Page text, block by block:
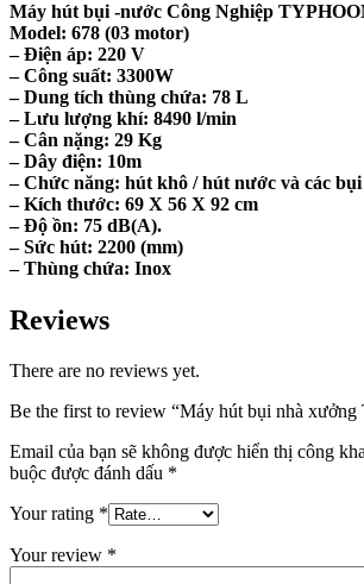
Máy hút bụi -nước Công Nghiệp
Model: 678 (03 motor)
– Điện áp: 220 V
– Công suất: 3300W
– Dung tích thùng chứa: 78 L
– Lưu lượng khí: 8490 l/min
– Cân nặng: 29 Kg
– Dây điện: 10m
– Chức năng: hút khô / hút nước và các
– Kích thước: 69 X 56 X 92 cm
– Độ ồn: 75 dB(A).
– Sức hút: 2200 (mm)
– Thùng chứa: Inox
Reviews
There are no reviews yet.
Be the first to review “Máy hút bụi nhà xưởng
Email của bạn sẽ không được hiển thị công
buộc được đánh dấu *
Your rating *
Your review *